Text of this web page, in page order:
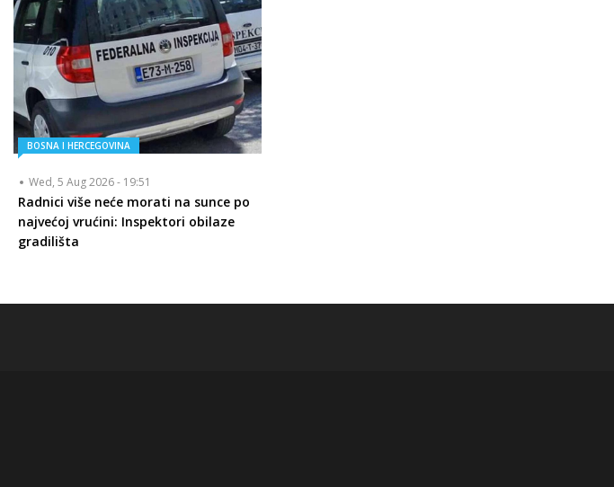
BOSNA I HERCEGOVINA
Wed, 5 Aug 2026 - 19:51
Radnici više neće morati na sunce po
najvećoj vrućini: Inspektori obilaze
gradilišta